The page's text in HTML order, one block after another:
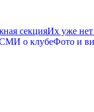
секцияИх уже
о клубеФото и